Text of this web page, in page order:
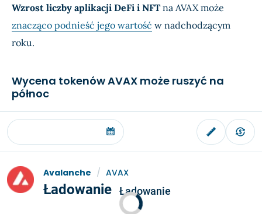
Wzrost liczby aplikacji DeFi i NFTna AVAX może
znacząco podnieść jego wartość w nadchodzącym
roku.
Wycena tokenów AVAX może ruszyć na
północ
Avalanche / AVAX
Ładowanie Ładowanie